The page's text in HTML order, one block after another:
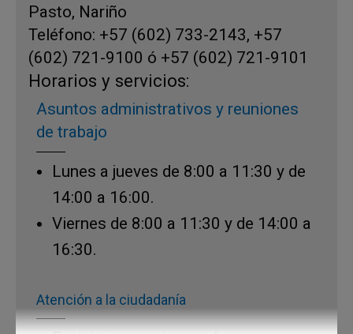
Pasto, Nariño
Teléfono: +57 (602) 733-2143, +57
(602) 721-9100 ó +57 (602) 721-9101
Horarios y servicios:
Asuntos administrativos y reuniones
de trabajo
Lunes a jueves de 8:00 a 11:30 y de
14:00 a 16:00.
Viernes de 8:00 a 11:30 y de 14:00 a
16:30.
Atención a la ciudadanía